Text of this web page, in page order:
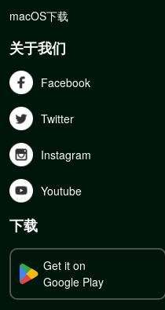
macOS下载
关于我们
Facebook
Twitter
Instagram
Youtube
下载
Get it on
Google Play